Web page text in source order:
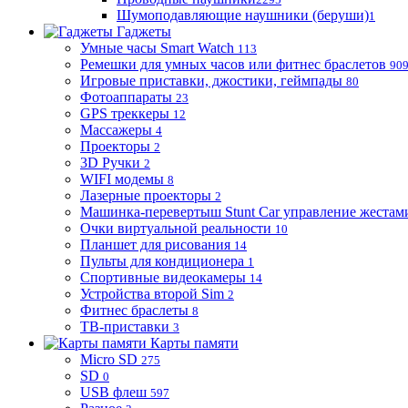
Шумоподавляющие наушники (беруши)1
Гаджеты
Умные часы Smart Watch 113
Ремешки для умных часов или фитнес браслетов 909
Игровые приставки, джостики, геймпады 80
Фотоаппараты 23
GPS треккеры 12
Массажеры 4
Проекторы 2
3D Ручки 2
WIFI модемы 8
Лазерные проекторы 2
Машинка-перевертыш Stunt Car управление
Очки виртуальной реальности 10
Планшет для рисования 14
Пульты для кондиционера 1
Спортивные видеокамеры 14
Устройства второй Sim 2
Фитнес браслеты 8
ТВ-приставки 3
Карты памяти
Micro SD 275
SD 0
USB флеш 597